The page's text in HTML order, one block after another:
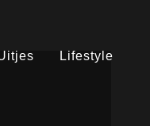
Lifestyle